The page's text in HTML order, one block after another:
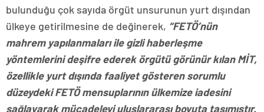
bulunduğu çok sayıda örgüt unsurunun yurt dışından
ülkeye getirilmesine de değinerek, “FETÖ’nün
mahrem yapılanmaları ile gizli haberleşme
yöntemlerini deşifre ederek örgütü görünür kılan MİT,
özellikle yurt dışında faaliyet gösteren sorumlu
düzeydeki FETÖ mensuplarının ülkemize iadesini
sağlayarak mücadeleyi uluslararası boyuta taşımıştır.